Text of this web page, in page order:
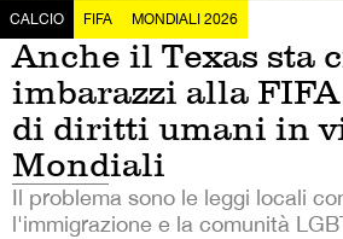
CALCIO FIFA MONDIALI 2026
Anche il Texas sta
imbarazzi alla
di diritti umani in
Mondiali
Il problema sono le leggi locali
l'immigrazione e la comunità